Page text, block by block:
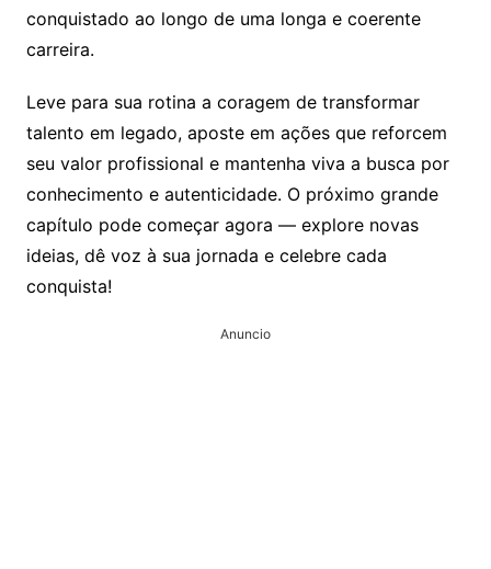
conquistado ao longo de uma longa e coerente
carreira.
Leve para sua rotina a coragem de transformar
talento em legado, aposte em ações que reforcem
seu valor profissional e mantenha viva a busca por
conhecimento e autenticidade. O próximo grande
capítulo pode começar agora — explore novas
ideias, dê voz à sua jornada e celebre cada
conquista!
Anuncio